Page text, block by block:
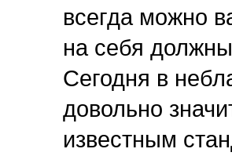
всегда можно
на себя
Сегодня в
довольно
известным